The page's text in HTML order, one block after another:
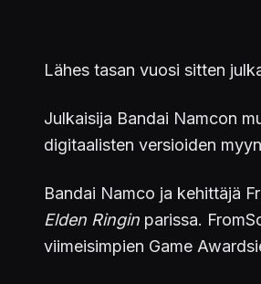
Lähes tasan vuosi sitten
Julkaisija Bandai Namcon
digitaalisten versioiden
Bandai Namco ja kehittäjä
Elden Ringin parissa.
viimeisimpien Game